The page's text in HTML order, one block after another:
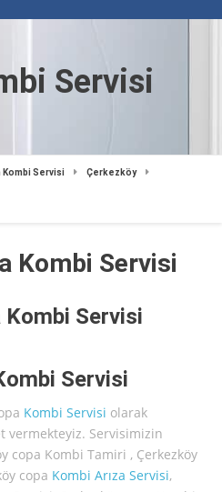
Servisi
Kombi Servisi Çerkezköy
Kombi Servisi
Servisi
Kombi Servisi olarak
vermekteyiz. Servisimizin
copa Kombi Tamiri , Çerkezköy
copa Kombi Arıza Servisi,